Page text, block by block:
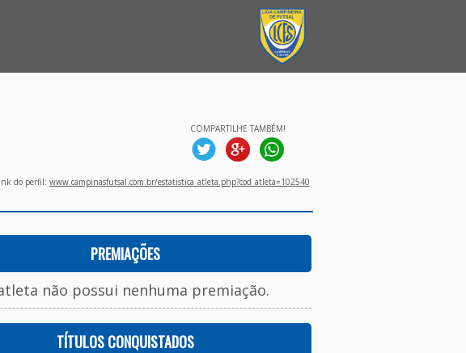
COMPARTILHE TAMBÉM!
do perfil: www.campinasfutsal.com.br/estatistica_atleta.php?cod_atleta=102540
PREMIAÇÕES
não possui nenhuma premiação.
TÍTULOS CONQUISTADOS